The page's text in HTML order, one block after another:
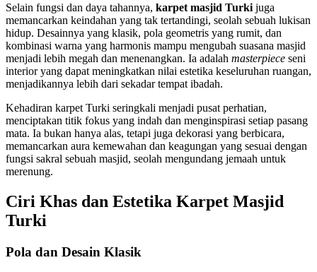
Selain fungsi dan daya tahannya, karpet masjid Turkijuga
memancarkan keindahan yang tak tertandingi, seolah sebuah lukisan
hidup. Desainnya yang klasik, pola geometris yang rumit, dan
kombinasi warna yang harmonis mampu mengubah suasana masjid
menjadi lebih megah dan menenangkan. Ia adalah masterpiece seni
interior yang dapat meningkatkan nilai estetika keseluruhan ruangan,
menjadikannya lebih dari sekadar tempat ibadah.
Kehadiran karpet Turki seringkali menjadi pusat perhatian,
menciptakan titik fokus yang indah dan menginspirasi setiap pasang
mata. Ia bukan hanya alas, tetapi juga dekorasi yang berbicara,
memancarkan aura kemewahan dan keagungan yang sesuai dengan
fungsi sakral sebuah masjid, seolah mengundang jemaah untuk
merenung.
Ciri Khas dan Estetika Karpet Masjid
Turki
Pola dan Desain Klasik